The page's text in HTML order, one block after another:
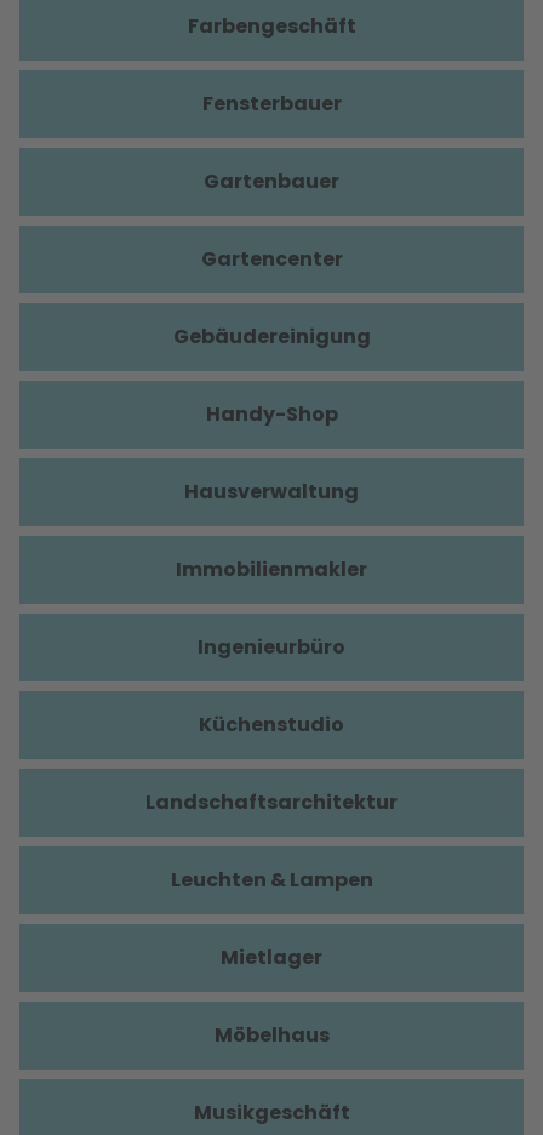
Farbengeschäft
Fensterbauer
Gartenbauer
Gartencenter
Gebäudereinigung
Handy-Shop
Hausverwaltung
Immobilienmakler
Ingenieurbüro
Küchenstudio
Landschaftsarchitektur
Leuchten & Lampen
Mietlager
Möbelhaus
Musikgeschäft